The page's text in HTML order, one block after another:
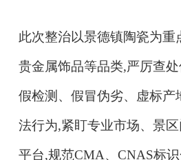
此次整治以景德镇陶瓷为重
贵金属饰品等品类,严厉查
假检测、假冒伪劣、虚标产
法行为,紧盯专业市场、景
平台,规范CMA、CNAS标识